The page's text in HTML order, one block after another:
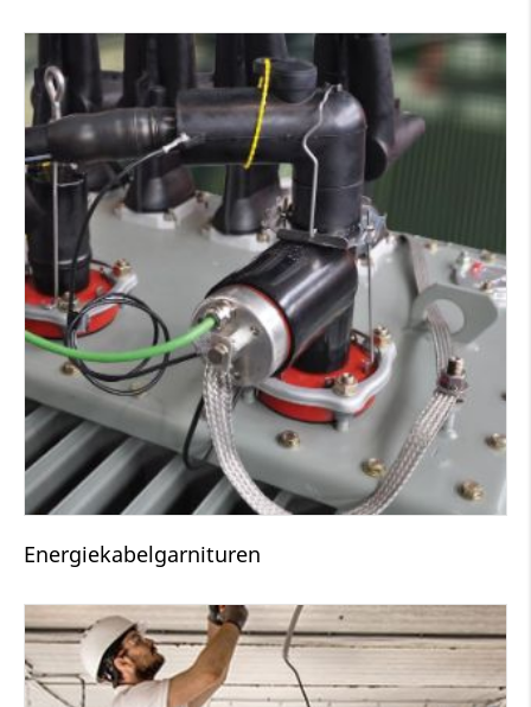
Energiekabelgarnituren